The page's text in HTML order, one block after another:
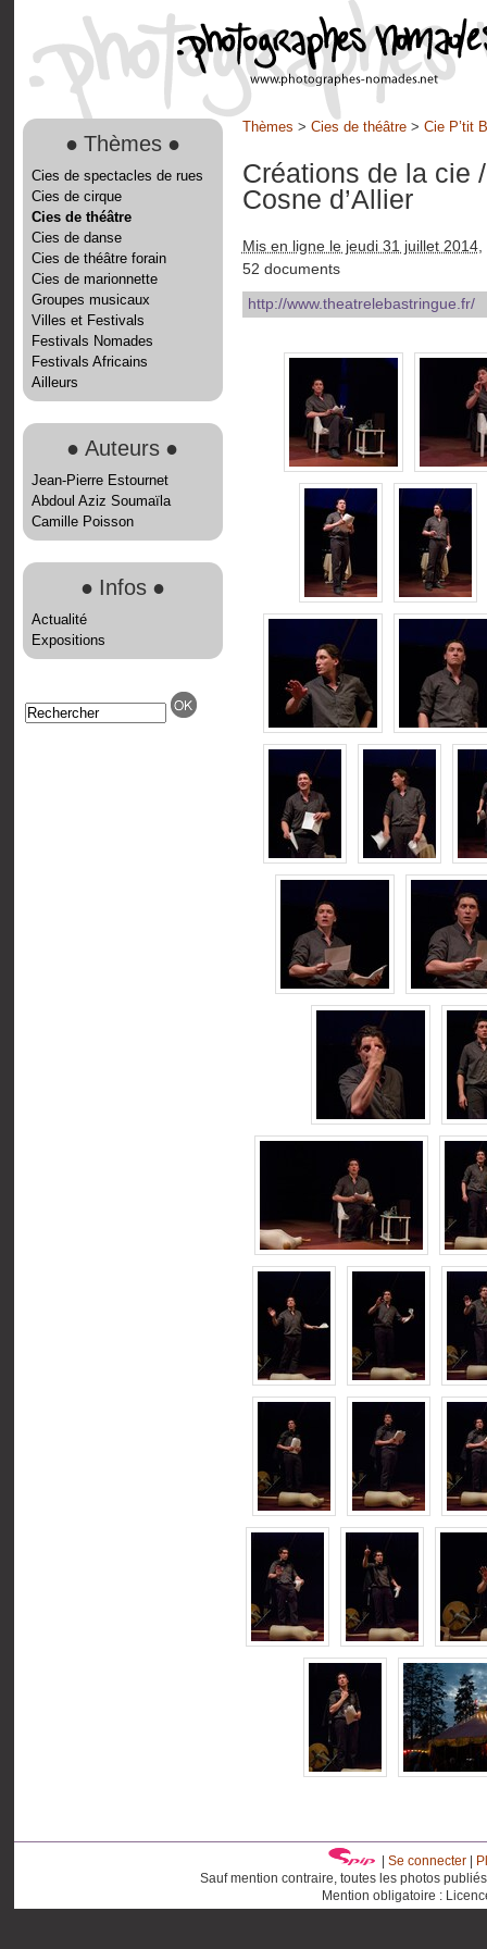
● Thèmes ●
Cies de spectacles de rues
Cies de cirque
Cies de théâtre
Cies de danse
Cies de théâtre forain
Cies de marionnette
Groupes musicaux
Villes et Festivals
Festivals Nomades
Festivals Africains
Ailleurs
● Auteurs ●
Jean-Pierre Estournet
Abdoul Aziz Soumaïla
Camille Poisson
● Infos ●
Actualité
Expositions
Thèmes > Cies de théâtre> Cie P’tit
Créations de la cie
Cosne d’Allier
Mis en ligne le jeudi 31 juillet 2014,
52 documents
http://www.theatrelebastringue.fr/
Se connecter|
Sauf mention contraire, toutes les photos
Mention obligatoire :